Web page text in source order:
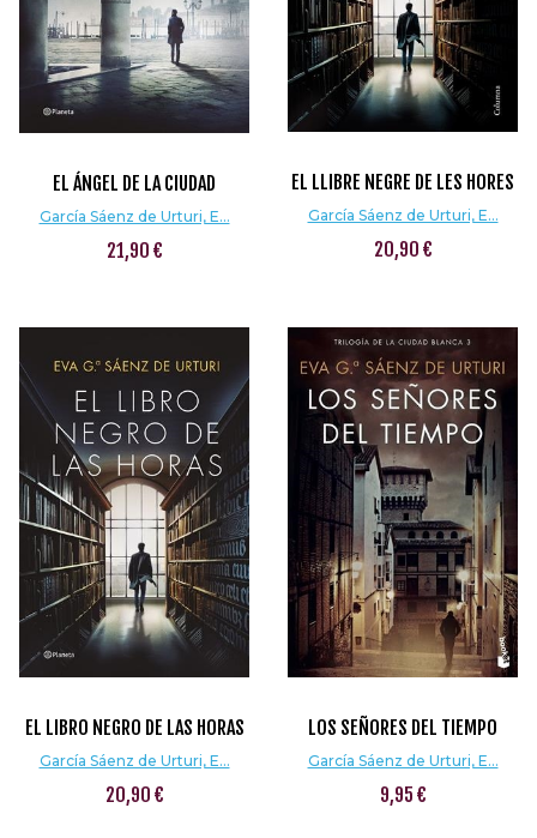
EL ÁNGEL DE LA CIUDAD
García Sáenz de Urturi, E...
21,90 €
EL LLIBRE NEGRE DE LES HORES
García Sáenz de Urturi, E...
20,90 €
EL LIBRO NEGRO DE LAS HORAS
García Sáenz de Urturi, E...
20,90 €
LOS SEÑORES DEL TIEMPO
García Sáenz de Urturi, E...
9,95 €